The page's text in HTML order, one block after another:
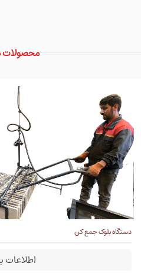
محصولات
دستگاه بلوک جمع کن
اطلاعات